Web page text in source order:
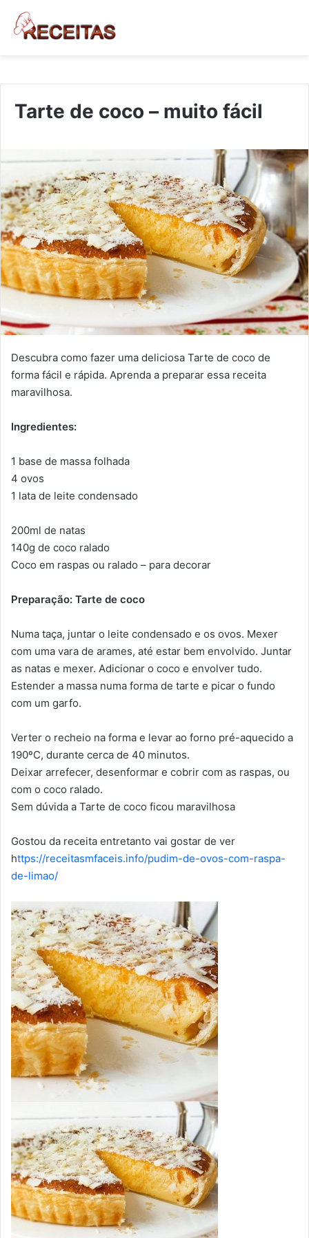
Tarte de coco – muito fácil
Descubra como fazer uma deliciosa Tarte de coco de
forma fácil e rápida. Aprenda a preparar essa receita
maravilhosa.
Ingredientes:
1 base de massa folhada
4 ovos
1 lata de leite condensado
200ml de natas
140g de coco ralado
Coco em raspas ou ralado – para decorar
Preparação: Tarte de coco
Numa taça, juntar o leite condensado e os ovos. Mexer
com uma vara de arames, até estar bem envolvido. Juntar
as natas e mexer. Adicionar o coco e envolver tudo.
Estender a massa numa forma de tarte e picar o fundo
com um garfo.
Verter o recheio na forma e levar ao forno pré-aquecido a
190ºC, durante cerca de 40 minutos.
Deixar arrefecer, desenformar e cobrir com as raspas, ou
com o coco ralado.
Sem dúvida a Tarte de coco ficou maravilhosa
Gostou da receita entretanto vai gostar de ver
https://receitasmfaceis.info/pudim-de-ovos-com-raspa-
de-limao/